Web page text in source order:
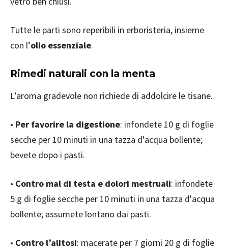
Tutte le parti sono reperibili in erboristeria, insieme
con l’olio essenziale.
Rimedi naturali con la menta
L’aroma gradevole non richiede di addolcire le tisane.
• Per favorire la digestione: infondete 10 g di foglie
secche per 10 minuti in una tazza d'acqua bollente;
bevete dopo i pasti.
• Contro mal di testa e dolori mestruali: infondete
5 g di foglie secche per 10 minuti in una tazza d'acqua
bollente; assumete lontano dai pasti.
• Contro l’alitosi: macerate per 7 giorni 20 g di foglie